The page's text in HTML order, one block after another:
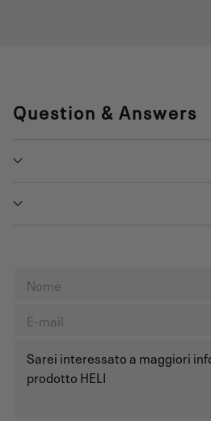
Question & Answers